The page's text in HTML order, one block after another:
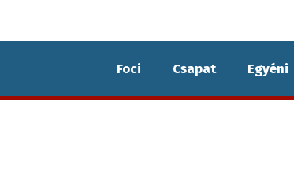
Foci Csapat Egyéni